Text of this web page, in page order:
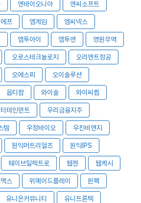
엔바이오니아 엔씨소프트
프 엠게임 엠씨넥스
엠투아이 엠투엔 영원무역
오로스테크놀로지 오리엔트정공
오에스피 오이솔루션
옵티팜 와이솔 와이씨켐
테인먼트 우리금융지주
템 우정바이오 우진비앤지
원익머트리얼즈 원익IPS
웨이브일렉트로 웹젠 웹케시
스 위메이드플레이 윈팩
유니온커뮤니티 유니트론텍